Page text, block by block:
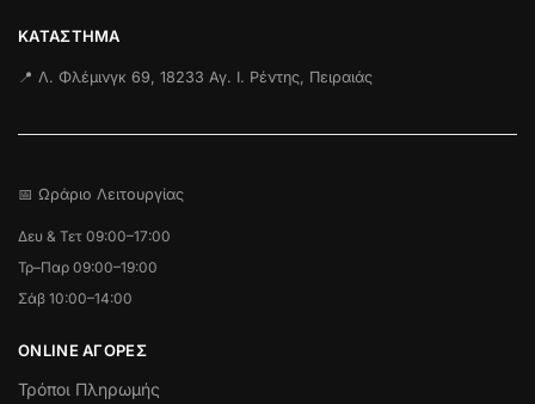
ΚΑΤΆΣΤΗΜΑ
📍 Λ. Φλέμινγκ 69, 18233 Αγ. Ι. Ρέντης, Πειραιάς
📅 Ωράριο Λειτουργίας
Δευ & Τετ 09:00–17:00
Τρ–Παρ 09:00–19:00
Σάβ 10:00–14:00
ONLINE ΑΓΟΡΕΣ
Τρόποι Πληρωμής